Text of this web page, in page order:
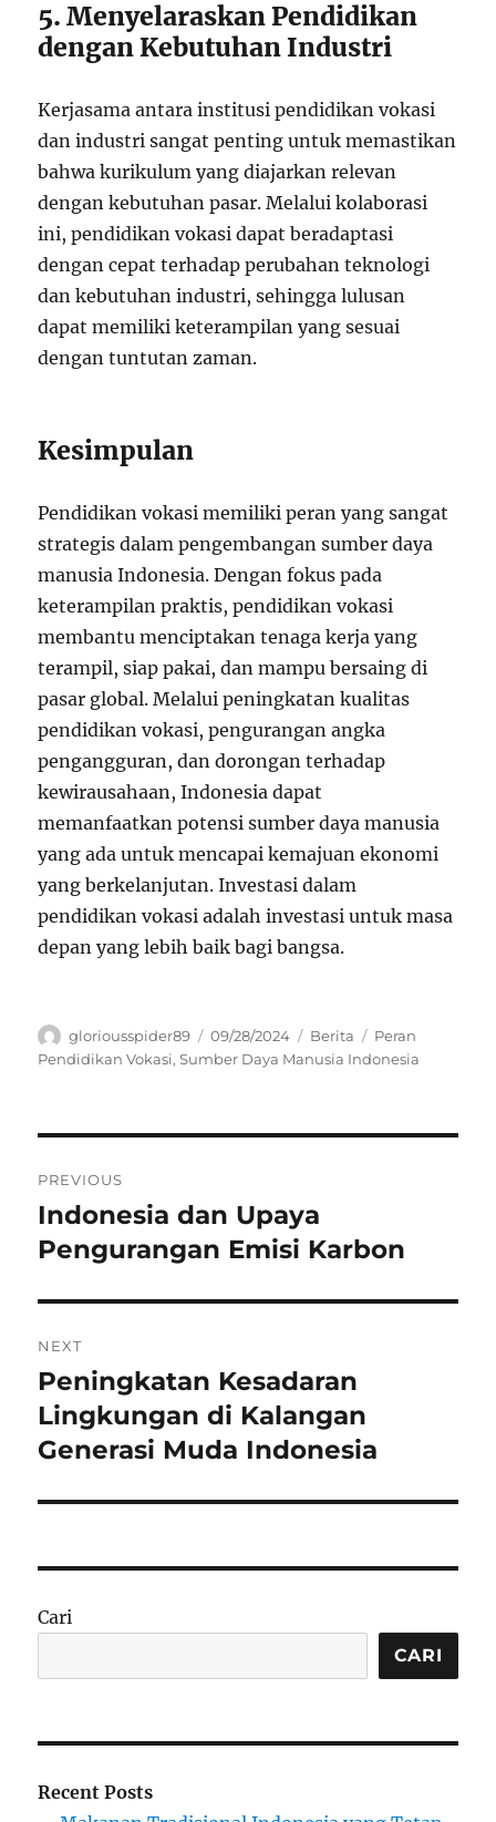
5. Menyelaraskan Pendidikan
dengan Kebutuhan Industri
Kerjasama antara institusi pendidikan vokasi
dan industri sangat penting untuk memastikan
bahwa kurikulum yang diajarkan relevan
dengan kebutuhan pasar. Melalui kolaborasi
ini, pendidikan vokasi dapat beradaptasi
dengan cepat terhadap perubahan teknologi
dan kebutuhan industri, sehingga lulusan
dapat memiliki keterampilan yang sesuai
dengan tuntutan zaman.
Kesimpulan
Pendidikan vokasi memiliki peran yang sangat
strategis dalam pengembangan sumber daya
manusia Indonesia. Dengan fokus pada
keterampilan praktis, pendidikan vokasi
membantu menciptakan tenaga kerja yang
terampil, siap pakai, dan mampu bersaing di
pasar global. Melalui peningkatan kualitas
pendidikan vokasi, pengurangan angka
pengangguran, dan dorongan terhadap
kewirausahaan, Indonesia dapat
memanfaatkan potensi sumber daya manusia
yang ada untuk mencapai kemajuan ekonomi
yang berkelanjutan. Investasi dalam
pendidikan vokasi adalah investasi untuk masa
depan yang lebih baik bagi bangsa.
Author
gloriousspider89
Posted
on
09/28/2024 Categories
Berita Tags
Peran
Pendidikan Vokasi,Sumber Daya Manusia Indonesia
pos
PREVIOUS
Previous
post:
Indonesia dan Upaya
Pengurangan Emisi Karbon
NEXT
Next
post:
Peningkatan Kesadaran
Lingkungan di Kalangan
Generasi Muda Indonesia
Cari
CARI
Recent Posts